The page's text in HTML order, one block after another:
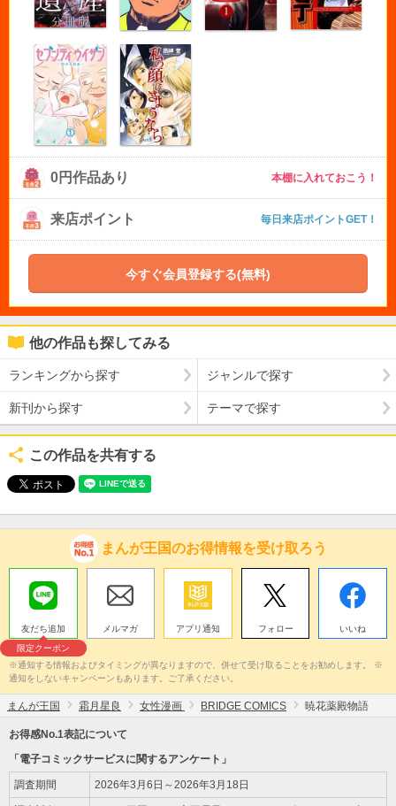
0円作品あり 本棚に入れておこう！
来店ポイント 毎日来店ポイントGET！
今すぐ会員登録する(無料)
他の作品も探してみる
ランキングから探す ジャンルで探す
新刊から探す テーマで探す
この作品を共有する
まんが王国のお得情報を受け取ろう
友だち追加
限定クーポン
メルマガ アプリ通知 フォロー いいね
※通知する情報およびタイミングが異なりますので、併せて受け取ることをお勧めします。 ※
通知をしないキャンペーンもあります。ご了承ください。
まんが王国 霜月星良 女性漫画 BRIDGE COMICS 暁花薬殿物語
お得感No.1表記について
「電子コミックサービスに関するアンケート」
調査期間 2026年3月6日～2026年3月18日